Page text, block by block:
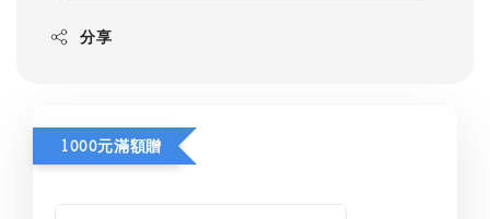
分享
1000元滿額贈